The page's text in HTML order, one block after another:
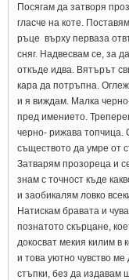
Посягам да затворя
гласче на коте. Поставям
ръце върху перваза
сняг. Надвесвам се, за
откъде идва. Вятърът
кара да потръпна.
и я виждам. Малка
пред имението.
черно- рижава топчица.
съществото да умре от
Затварям прозореца и
знам с точност къде
и заобикалям ловко
Натискам бравата и
познатото скърцане,
докосват мекия килим в
и това уютно чувство
стъпки, без да издавам